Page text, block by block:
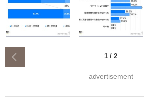
1 / 2
advertisement